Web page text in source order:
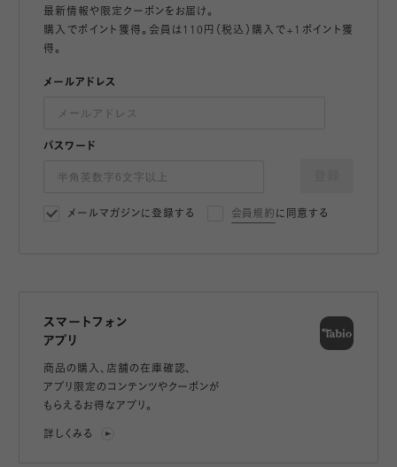
最新情報や限定クーポンをお届け。
購入でポイント獲得。会員は110円（税込）購入で+1ポイント獲
得。
メールアドレス
パスワード
メールマガジンに登録する 会員規約 に同意する
スマートフォン
アプリ
商品の購入、店舗の在庫確認、
アプリ限定のコンテンツやクーポンが
もらえるお得なアプリ。
詳しくみる